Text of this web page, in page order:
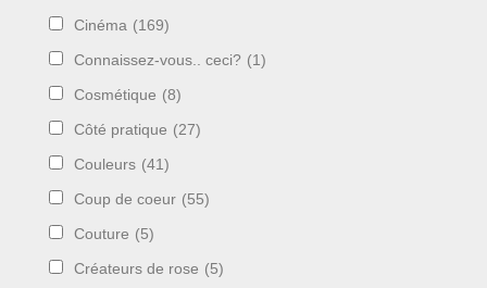
Cinéma (169)
Connaissez-vous.. ceci? (1)
Cosmétique (8)
Côté pratique (27)
Couleurs (41)
Coup de coeur (55)
Couture (5)
Créateurs de rose (5)